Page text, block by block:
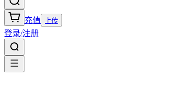
充值 上传
登录/注册